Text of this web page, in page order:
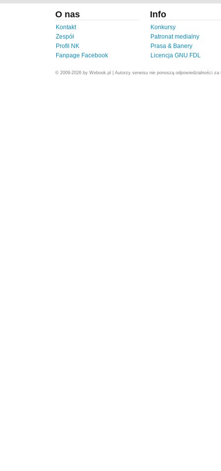
O nas
Kontakt
Zespół
Profil NK
Fanpage Facebook
Info
Konkursy
Patronat medialny
Prasa & Banery
Licencja GNU FDL
© 2009-2026 by Webook.pl | Autorzy serwisu nie ponoszą odpowiedzialności